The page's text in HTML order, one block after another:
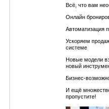
Всё, что вам
Онлайн
Автоматизация
Ускоряем
системе
Новые модели
новый
Бизнес-
И ещё
пропустите!